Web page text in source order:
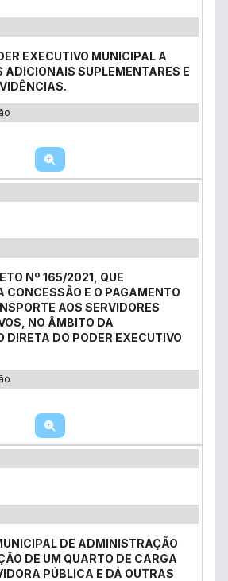
EXECUTIVO MUNICIPAL A
ADICIONAIS SUPLEMENTARES E
Nº 165/2021, QUE
CONCESSÃO E O PAGAMENTO
AOS SERVIDORES
NO ÂMBITO DA
DIRETA DO PODER EXECUTIVO
DE ADMINISTRAÇÃO
DE UM QUARTO DE CARGA
PÚBLICA E DÁ OUTRAS